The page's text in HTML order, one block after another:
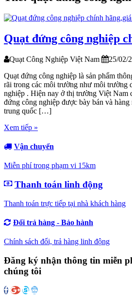
Quạt đứng công nghiệp
Quạt Công Nghiệp Việt Nam
25/02/
Quạt đứng công nghiệp là sản phẩm
rãi trong các môi trường như môi trường
nghiệp . Hiện nay ở thị trường Việt Nam
đứng công nghiệp được bày bán và
trung quốc […]
Xem tiếp »
Vận chuyển
Miễn phí trong phạm vi 15km
Thanh toán linh động
Thanh toán trực tiếp tại nhà khách hàng
Đổi trả hàng - Bảo hành
Chính sách đổi, trả hàng linh động
Đăng ký nhận thông tin miễn
chúng tôi